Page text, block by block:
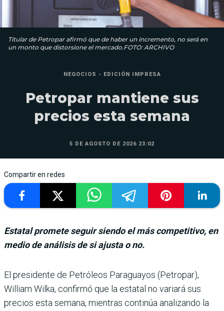
Titular de Petropar afirmó que de haber un incremento, no será en
un monto que distorsione el mercado.FOTO: ARCHIVO
NEGOCIOS - EDICIÓN IMPRESA
Petropar mantiene sus
precios esta semana
5 DE AGOSTO DE 2026 23:02
Compartir en redes
Estatal promete seguir siendo el más competitivo, en
medio de análisis de si ajusta o no.
El presidente de Petróleos Paraguayos (Petropar),
William Wilka, confirmó que la estatal no variará sus
precios esta semana, mien­tras continúa analizando la